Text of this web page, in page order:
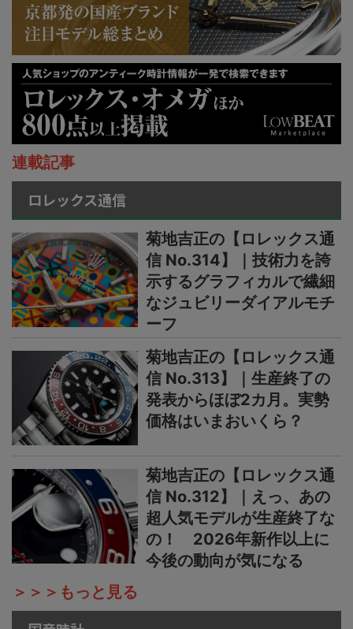
連載記事
ロレックス通信
菊地吉正の【ロレックス通
信 No.314】｜技術力を誇
示するグラフィカルで繊細
なジュビリーダイアルモチ
ーフ
菊地吉正の【ロレックス通
信 No.313】｜生産終了の
発表からほぼ2カ月。実勢
価格はいまおいくら？
菊地吉正の【ロレックス通
信 No.312】｜えっ、あの
超人気モデルが生産終了な
の！ 2026年新作以上に
今後の動向が気になる
＞＞＞もっと見る